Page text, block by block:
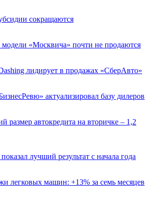
сокращаются
«Москвича» почти не продаются
лидирует в продажах «СберАвто»
актуализировал базу дилеров
размер автокредита на вторичке – 1,2
лучший результат с начала года
легковых машин: +13% за семь месяцев